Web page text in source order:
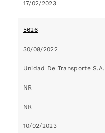
17/02/2023
5626
30/08/2022
Unidad De Transporte
NR
NR
10/02/2023